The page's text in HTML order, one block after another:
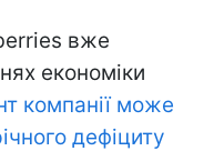
вже
економіки
компанії може
дефіциту